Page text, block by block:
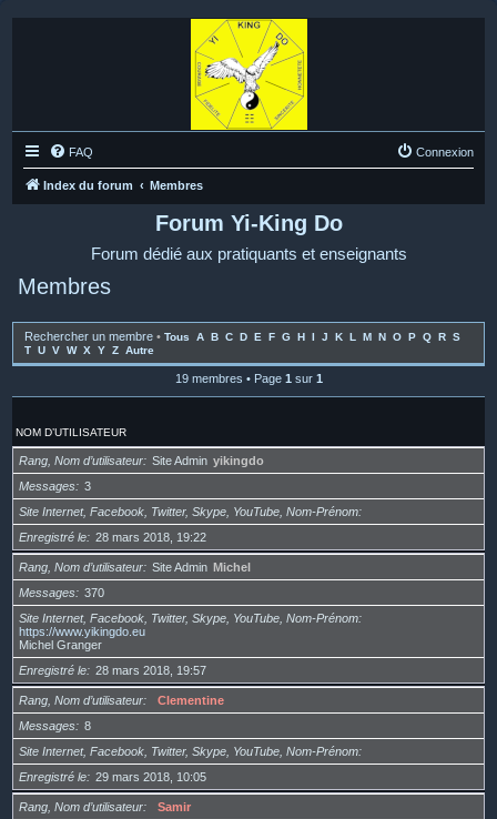
FAQ Connexion
Index du forum Membres
Forum Yi-King Do
Forum dédié aux pratiquants et enseignants
Membres
Rechercher un membre • Tous A B C D E F G H I J K L M N O P Q R S
T U V W X Y Z Autre
19 membres • Page 1 sur 1
NOM D’UTILISATEUR
Rang, Nom d’utilisateur Site Admin yikingdo
Messages
3
Site Internet, Facebook, Twitter, Skype, YouTube, Nom-Prénom
Enregistré le
28 mars 2018, 19:22
Rang, Nom d’utilisateur Site Admin Michel
Messages
370
Site Internet, Facebook, Twitter, Skype, YouTube, Nom-Prénom
https://www.yikingdo.eu
Michel Granger
Enregistré le
28 mars 2018, 19:57
Rang, Nom d’utilisateur
Clementine
Messages
8
Site Internet, Facebook, Twitter, Skype, YouTube, Nom-Prénom
Enregistré le
29 mars 2018, 10:05
Rang, Nom d’utilisateur
Samir